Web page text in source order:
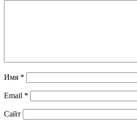
Имя *
Email *
Сайт